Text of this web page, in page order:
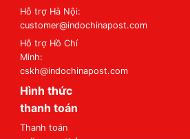
Hỗ trợ Hà Nội:
customer@indochinapost.com
Hỗ trợ Hồ Chí
Minh:
cskh@indochinapost.com
Hình thức
thanh toán
Thanh toán